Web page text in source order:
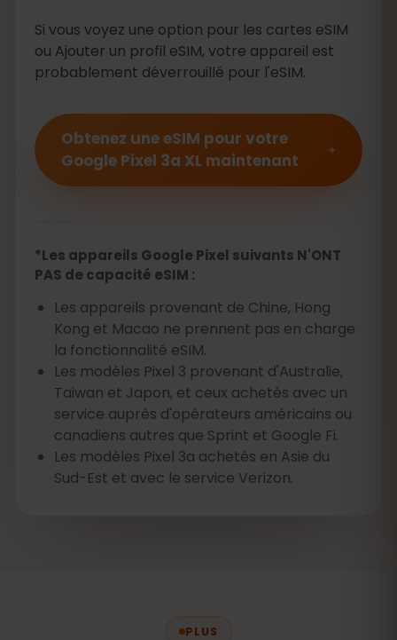
Si vous voyez une option pour les cartes eSIM
ou Ajouter un profil eSIM, votre appareil est
probablement déverrouillé pour l'eSIM.
Obtenez une eSIM pour votre
Google Pixel 3a XL maintenant
*Les appareils Google Pixel suivants N'ONT
PAS de capacité eSIM :
Les appareils provenant de Chine, Hong
Kong et Macao ne prennent pas en charge
la fonctionnalité eSIM.
Les modèles Pixel 3 provenant d'Australie,
Taiwan et Japon, et ceux achetés avec un
service auprès d'opérateurs américains ou
canadiens autres que Sprint et Google Fi.
Les modèles Pixel 3a achetés en Asie du
Sud-Est et avec le service Verizon.
PLUS